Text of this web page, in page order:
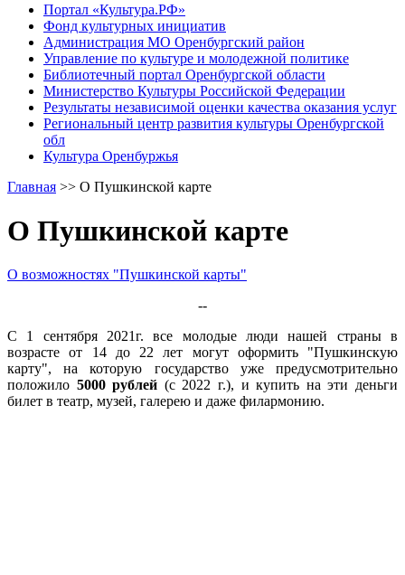
Портал «Культура.РФ»
Фонд культурных инициатив
Администрация МО Оренбургский район
Управление по культуре и молодежной политике
Библиотечный портал Оренбургской области
Министерство Культуры Российской Федерации
Результаты независимой оценки качества оказания услуг
Региональный центр развития культуры Оренбургской
обл
Культура Оренбуржья
Главная >> О Пушкинской карте
О Пушкинской карте
О возможностях "Пушкинской карты"
--
С 1 сентября 2021г. все молодые люди нашей страны в
возрасте от 14 до 22 лет могут оформить "Пушкинскую
карту", на которую государство уже предусмотрительно
положило 5000 рублей (с 2022 г.), и купить на эти деньги
билет в театр, музей, галерею и даже филармонию.